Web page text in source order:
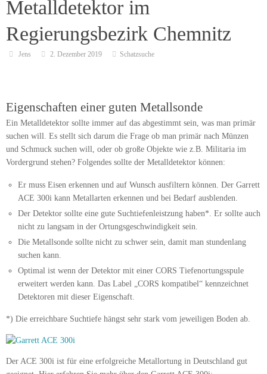
Metalldetektor im
Regierungsbezirk Chemnitz
Jens 2. Dezember 2019 Schatzsuche
Eigenschaften einer guten Metallsonde
Ein Metalldetektor sollte immer auf das abgestimmt sein, was man primär
suchen will. Es stellt sich darum die Frage ob man primär nach Münzen
und Schmuck suchen will, oder ob große Objekte wie z.B. Militaria im
Vordergrund stehen? Folgendes sollte der Metalldetektor können:
Er muss Eisen erkennen und auf Wunsch ausfiltern können. Der Garrett
ACE 300i kann Metallarten erkennen und bei Bedarf ausblenden.
Der Detektor sollte eine gute Suchtiefenleistzung haben*. Er sollte auch
nicht zu langsam in der Ortungsgeschwindigkeit sein.
Die Metallsonde sollte nicht zu schwer sein, damit man stundenlang
suchen kann.
Optimal ist wenn der Detektor mit einer CORS Tiefenortungsspule
erweitert werden kann. Das Label „CORS kompatibel“ kennzeichnet
Detektoren mit dieser Eigenschaft.
*) Die erreichbare Suchtiefe hängst sehr stark vom jeweiligen Boden ab.
Der ACE 300i ist für eine erfolgreiche Metallortung in Deutschland gut